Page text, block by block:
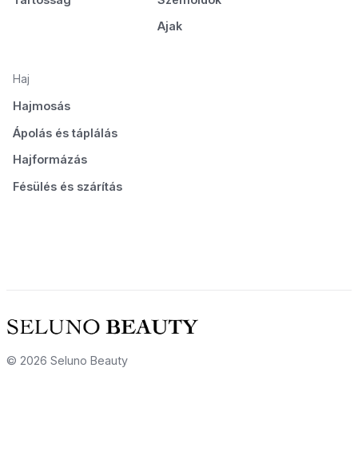
Ajak
Haj
Hajmosás
Ápolás és táplálás
Hajformázás
Fésülés és szárítás
© 2026 Seluno Beauty